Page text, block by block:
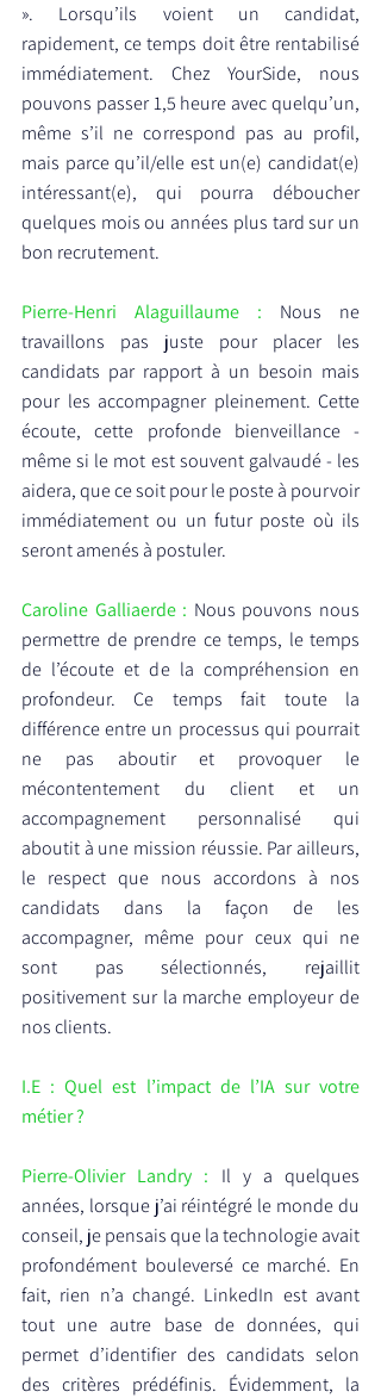
». Lorsqu’ils voient un candidat,
rapidement, ce temps doit être rentabilisé
immédiatement. Chez YourSide, nous
pouvons passer 1,5 heure avec quelqu’un,
même s’il ne correspond pas au profil,
mais parce qu’il/elle est un(e) candidat(e)
intéressant(e), qui pourra déboucher
quelques mois ou années plus tard sur un
bon recrutement.
Pierre-Henri Alaguillaume : Nous ne
travaillons pas juste pour placer les
candidats par rapport à un besoin mais
pour les accompagner pleinement. Cette
écoute, cette profonde bienveillance -
même si le mot est souvent galvaudé - les
aidera, que ce soit pour le poste à pourvoir
immédiatement ou un futur poste où ils
seront amenés à postuler.
Caroline Galliaerde : Nous pouvons nous
permettre de prendre ce temps, le temps
de l’écoute et de la compréhension en
profondeur. Ce temps fait toute la
différence entre un processus qui pourrait
ne pas aboutir et provoquer le
mécontentement du client et un
accompagnement personnalisé qui
aboutit à une mission réussie. Par ailleurs,
le respect que nous accordons à nos
candidats dans la façon de les
accompagner, même pour ceux qui ne
sont pas sélectionnés, rejaillit
positivement sur la marche employeur de
nos clients.
I.E : Quel est l’impact de l’IA sur votre
métier ?
Pierre-Olivier Landry : Il y a quelques
années, lorsque j’ai réintégré le monde du
conseil, je pensais que la technologie avait
profondément bouleversé ce marché. En
fait, rien n’a changé. LinkedIn est avant
tout une autre base de données, qui
permet d’identifier des candidats selon
des critères prédéfinis. Évidemment, la